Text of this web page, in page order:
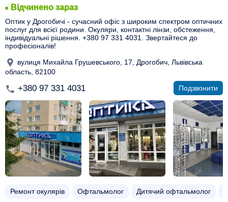
Відчинено зараз
Оптик у Дрогобичі - сучасний офіс з широким спектром оптичних
послуг для всієї родини. Окуляри, контактні лінзи, обстеження,
індивідуальні рішення. +380 97 331 4031. Звертайтеся до
професіоналів!
вулиця Михайла Грушевського, 17, Дрогобич, Львівська
область, 82100
+380 97 331 4031 Подзвонити
Ремонт окулярів Офтальмолог Дитячий офтальмолог